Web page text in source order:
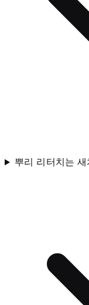
뿌리 리터치는